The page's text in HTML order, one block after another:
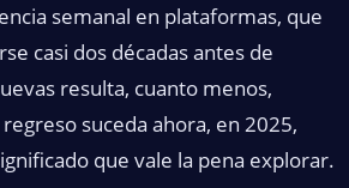
semanal en plataformas, que
casi dos décadas antes de
resulta, cuanto menos,
suceda ahora, en 2025,
que vale la pena explorar.